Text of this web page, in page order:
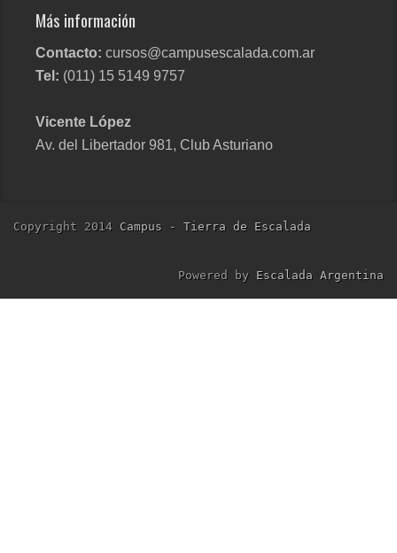
Más información
Contacto: cursos@campusescalada.com.ar
Tel: (011) 15 5149 9757
Vicente López
Av. del Libertador 981, Club Asturiano
Copyright 2014 Campus - Tierra de Escalada
Powered by Escalada Argentina